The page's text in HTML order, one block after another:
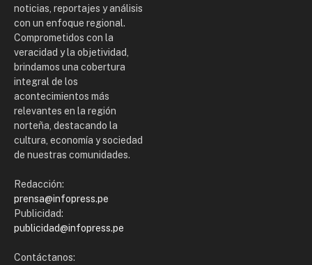
noticias, reportajes y análisis
con un enfoque regional.
Comprometidos con la
veracidad y la objetividad,
brindamos una cobertura
integral de los
acontecimientos más
relevantes en la región
norteña, destacando la
cultura, economía y sociedad
de nuestras comunidades.
Redacción:
prensa@infopress.pe
Publicidad:
publicidad@infopress.pe
Contáctanos: